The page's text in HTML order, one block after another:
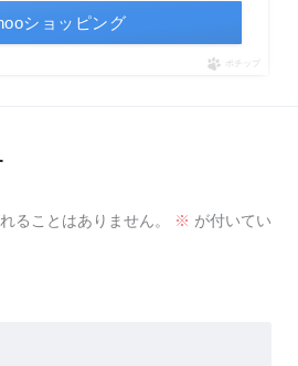
ショッピング
ポチップ
ることはありません。 ※ が付いてい